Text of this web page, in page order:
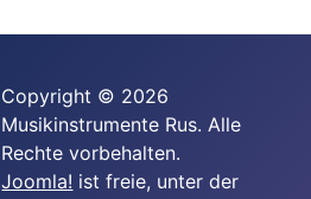
Copyright © 2026
Musikinstrumente Rus. Alle
Rechte vorbehalten.
Joomla! ist freie, unter der